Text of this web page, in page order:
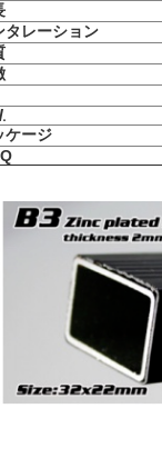
タレーション
ケージ